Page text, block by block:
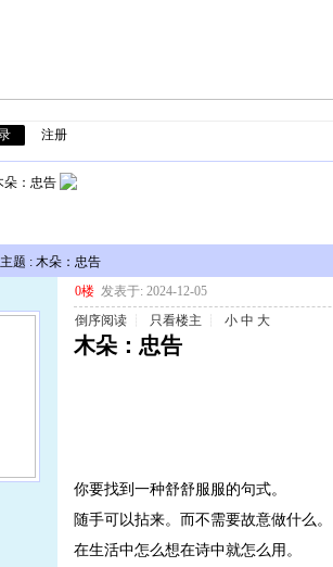
注册
朵：忠告
主题 : 木朵：忠告
0楼 发表于: 2024-12-05
倒序阅读
只看楼主 小 中 大
木朵：忠告
你要找到一种舒舒服服的句式。
随手可以拈来。而不需要故意做什么。
在生活中怎么想在诗中就怎么用。